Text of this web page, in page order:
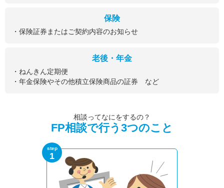
保険
・保険証券またはご契約内容のお知らせ
老後・年金
・ねんきん定期便
・年金保険やその他積立保険商品の証券 など
相談ってなにをするの？
FP相談で行う3つのこと
step
1